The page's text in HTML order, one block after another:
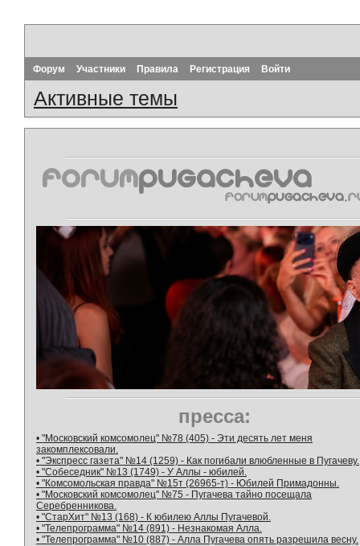
Форум Участники Правила Регистрация Войти
Активные темы
пресса:
• "Московский комсомолец" №78 (405) - Эти десять лет меня
закомплексовали.
• "Экспресс газета" №14 (1259) - Как погибали влюбленные в Пугачеву.
• "Собеседник" №13 (1749) - У Аллы - юбилей.
• "Комсомольская правда" №15т (26965-т) - Юбилей Примадонны.
• "Московский комсомолец" №75 - Пугачева тайно посещала
Серебренникова.
• "СтарХит" №13 (168) - К юбилею Аллы Пугачевой.
• "Телепрограмма" №14 (891) - Незнакомая Алла.
• "Телепрограмма" №10 (887) - Алла Пугачева опять разрешила весну.